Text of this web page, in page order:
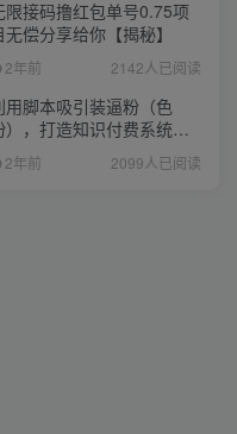
【站长运营资料】无水印课程资源
限接码撸红包单号0.75项
无偿分享给你【揭秘】
2年前 2142人已阅读
用脚本吸引装逼粉（色
），打造知识付费系统，
附388元美女写真项目
2年前 2099人已阅读